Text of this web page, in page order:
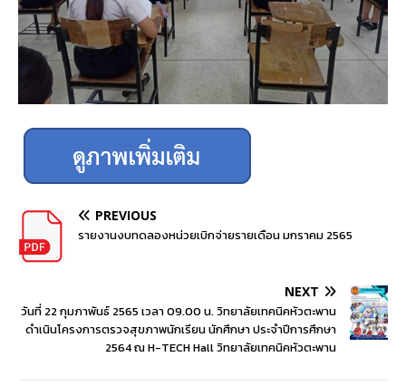
PREVIOUS
รายงานงบทดลองหน่วยเบิกจ่ายรายเดือน มกราคม 2565
NEXT
วันที่ 22 กุมภาพันธ์ 2565 เวลา 09.00 น. วิทยาลัยเทคนิคหัวตะพาน
ดำเนินโครงการตรวจสุขภาพนักเรียน นักศึกษา ประจำปีการศึกษา
2564 ณ H-TECH Hall วิทยาลัยเทคนิคหัวตะพาน